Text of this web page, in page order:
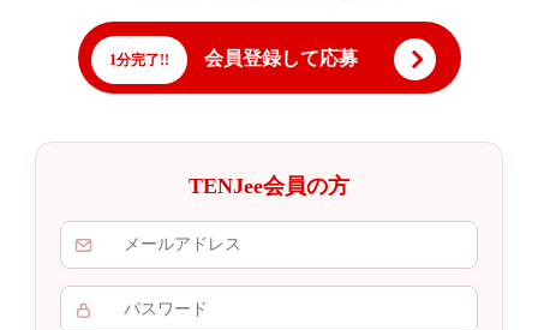
1分完了!! 会員登録して応募
TENJee会員の方